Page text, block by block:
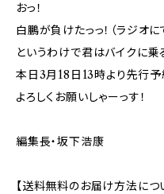
おっ！
白鵬が負けたっっ！（ラジオに
というわけで君はバイクに乗
本日3月18日13時より先行予
よろしくお願いしゃーっす！
編集長・坂下浩康
【送料無料のお届け方法につ